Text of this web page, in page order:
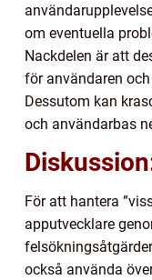
om eventuella
Nackdelen är att
för användaren
Dessutom kan
och användarbas
För att hantera
apputvecklare
också använda